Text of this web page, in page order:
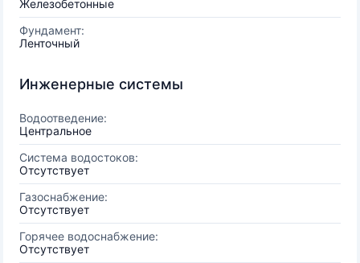
Железобетонные
Фундамент:
Ленточный
Инженерные системы
Водоотведение:
Центральное
Система водостоков:
Отсутствует
Газоснабжение:
Отсутствует
Горячее водоснабжение:
Отсутствует